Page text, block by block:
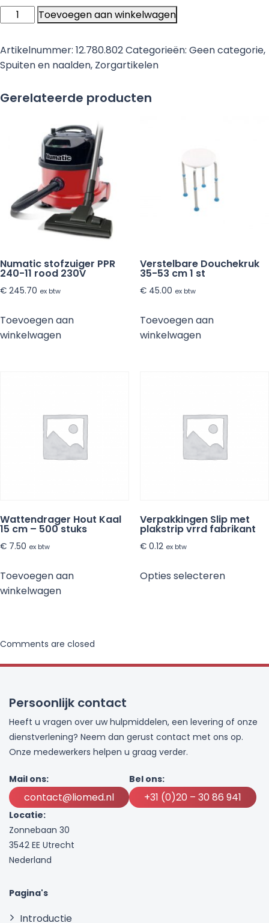
Blunt
optreknaald
18G
roze
1,2x40mm
Toevoegen aan winkelwagen
Artikelnummer: 12.780.802Categorieën: Geen categorie,
Spuiten en naalden, Zorgartikelen
Gerelateerde producten
Numatic stofzuiger PPR
240-11 rood 230V
€ 245.70 ex btw
Toevoegen aan
winkelwagen
Verstelbare Douchekruk
35-53 cm 1 st
€45.00 ex btw
Toevoegen aan
winkelwagen
Wattendrager Hout Kaal
15 cm – 500 stuks
€ 7.50 ex btw
Toevoegen aan
winkelwagen
Verpakkingen Slip met
plakstrip vrrd fabrikant
€0.12 ex btw
Opties selecterenproduct
kan
op
Comments are closed
Persoonlijk contact
Heeft u vragen over uw hulpmiddelen, een levering of onze
dienstverlening? Neem dan gerust contact met ons op.
Onze medewerkers helpen u graag verder.
Mail ons:
contact@liomed.nl
Bel ons:
+31 (0)20 – 30 86 941
Locatie:
Zonnebaan 30
3542 EE Utrecht
Nederland
Pagina's
Introductie